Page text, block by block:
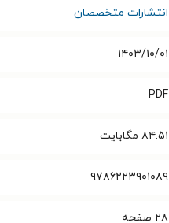
انتشارات متخصصان
۱۴۰۳/۱۰/۰۱
PDF
۸۴.۵۱ مگابایت
۹۷۸۶۲۲۳۹۰۱۰۸۹
۲۸ صفحه